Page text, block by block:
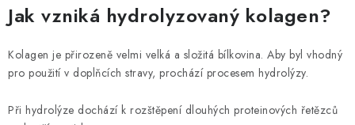
Jak vzniká hydrolyzovaný kolagen?
Kolagen je přirozeně velmi velká a složitá bílkovina. Aby byl vhodný
pro použití v doplňcích stravy, prochází procesem hydrolýzy.
Při hydrolýze dochází k rozštěpení dlouhých proteinových řetězců